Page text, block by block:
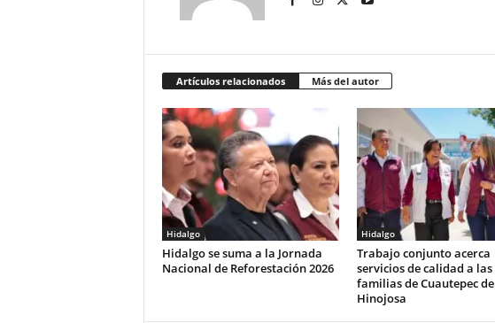
Artículos relacionados Más del autor
Hidalgo
Hidalgo se suma a la Jornada
Nacional de Reforestación 2026
Hidalgo
Trabajo conjunto acerca
servicios de calidad a las
familias de Cuautepec de
Hinojosa